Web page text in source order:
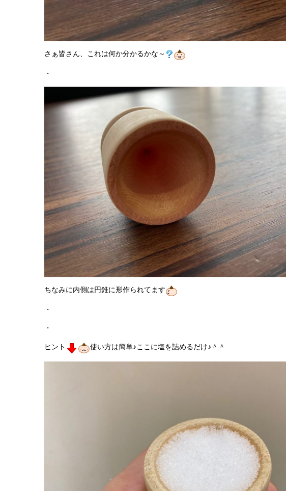
さぁ皆さん、これは何か分かるかな～
・
ちなみに内側は円錐に形作られてます
・
・
ヒント 使い方は簡単♪ここに塩を詰めるだけ♪＾＾